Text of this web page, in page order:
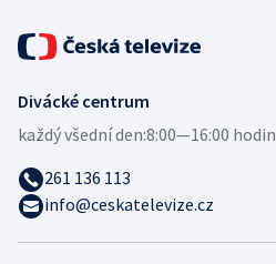
Divácké centrum
každý všední den:8:00—16:00 hodin
261 136 113
info@ceskatelevize.cz